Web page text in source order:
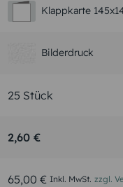
Klappkarte
Bilderdruck
2,60 €
65,00 € Inkl. MwSt. zzgl.